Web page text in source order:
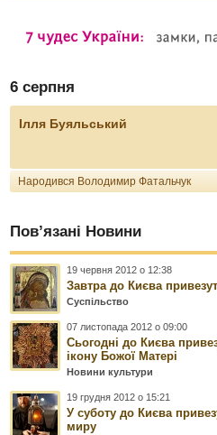
6 серпня
Ілля Буяльський
Народився Володимир Фатальчук
Пов’язані Новини
19 червня 2012 о 12:38
Завтра до Києва
Суспільство
07 листопада 2012 о 09:00
Сьогодні до Києва
ікону Божої Матері
Новини культури
19 грудня 2012 о 15:21
У суботу до Києва
миру